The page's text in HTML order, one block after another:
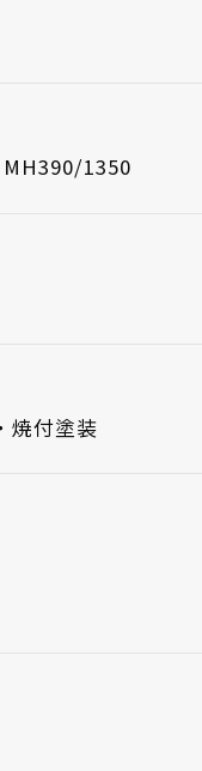
1350
焼付塗装